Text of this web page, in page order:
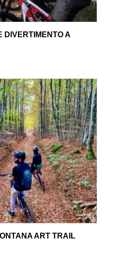
PRODUCT
PRODUCT
DIVERTIMENTO A
PRODUCT
PRODUCTART TRAIL